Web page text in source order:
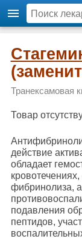
Транексамовая
Товар
действие
обладает
фибринолиза,
подавления
пептидов,